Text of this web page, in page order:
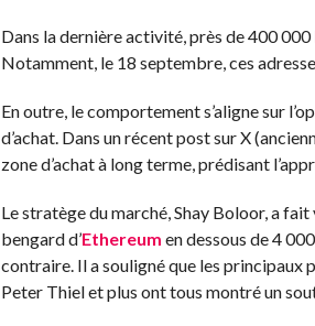
Dans la dernière activité, près de 400 000
Notamment, le 18 septembre, ces
En outre, le comportement s’aligne sur
d’achat. Dans un récent post sur X
zone d’achat à long terme, prédisant
Le stratège du marché, Shay Boloor, a
bengard d’Ethereum en dessous de 4
contraire. Il a souligné que les principaux
Peter Thiel et plus ont tous montré un